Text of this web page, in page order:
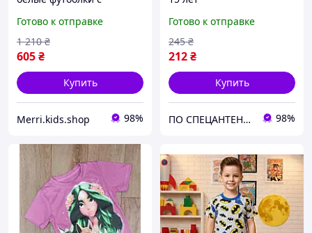
коричневая
принтованная яркая
тонкая футболка хлопок
на лето 6-9лет
Готово к отправке
605₴
1 210 ₴
Купить
Merri.kids.shop 98%
Готово к отправке
212₴
245 ₴
Купить
ПО СПЕЦАНТЕНИ Зв'язок без перешкод! 98%